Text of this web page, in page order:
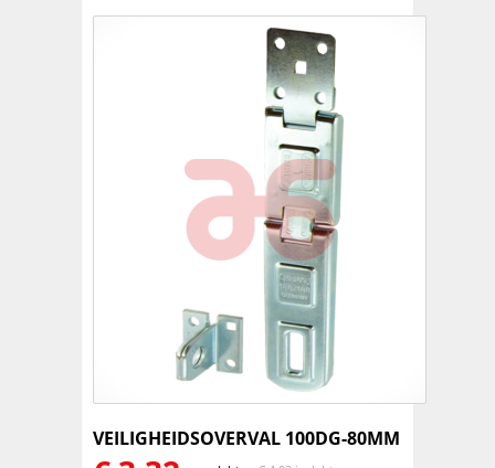
VEILIGHEIDSOVERVAL 100DG-80MM